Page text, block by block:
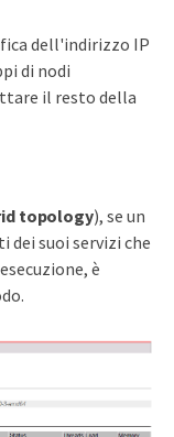
dell'indirizzo IP
di nodi
il resto della
topology), se un
dei suoi servizi che
è